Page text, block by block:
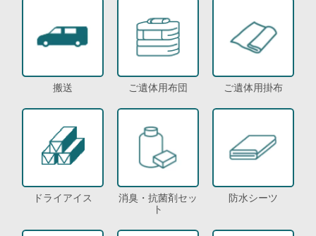
搬送 ご遺体用布団 ご遺体用掛布
ドライアイス
消臭・抗菌剤セッ
ト
防水シーツ